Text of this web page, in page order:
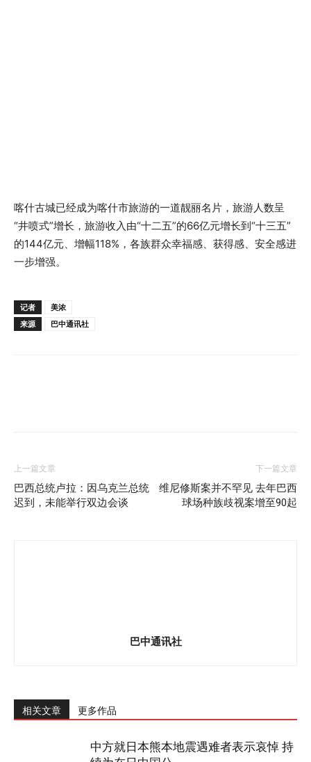
喀什古城已经成为喀什市旅游的一道靓丽名片，旅游人数呈
“井喷式”增长，旅游收入由“十二五”的66亿元增长到“十三五”
的144亿元、增幅118%，各族群众幸福感、获得感、安全感进
一步增强。
记者
美浓
来源
巴中通讯社
上一篇文章
巴西总统卢拉：因乌克兰总统
迟到，未能举行双边会谈
下一篇文章
维尼修斯案并不罕见 去年巴西
球场种族歧视案增至90起
巴中通讯社
相关文章 更多作品
中方就日本熊本地震遇难者表示哀悼 持